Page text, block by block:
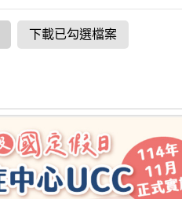
下載已勾選檔案